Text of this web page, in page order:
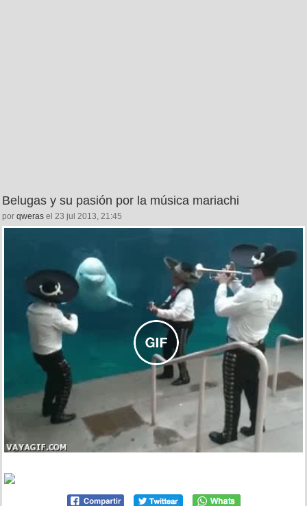
Belugas y su pasión por la música mariachi
por qweras el 23 jul 2013, 21:45